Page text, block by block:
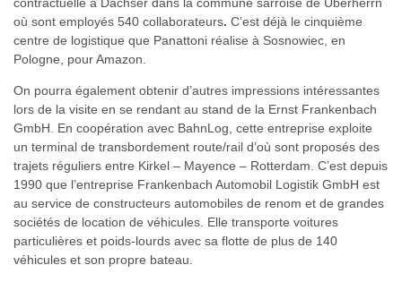
où sont employés 540 collaborateurs. C’est déjà le cinquième
centre de logistique que Panattoni réalise à Sosnowiec, en
Pologne, pour Amazon.
On pourra également obtenir d’autres impressions intéressantes
lors de la visite en se rendant au stand de la Ernst Frankenbach
GmbH. En coopération avec BahnLog, cette entreprise exploite
un terminal de transbordement route/rail d’où sont proposés des
trajets réguliers entre Kirkel – Mayence – Rotterdam. C’est depuis
1990 que l’entreprise Frankenbach Automobil Logistik GmbH est
au service de constructeurs automobiles de renom et de grandes
sociétés de location de véhicules. Elle transporte voitures
particulières et poids-lourds avec sa flotte de plus de 140
véhicules et son propre bateau.